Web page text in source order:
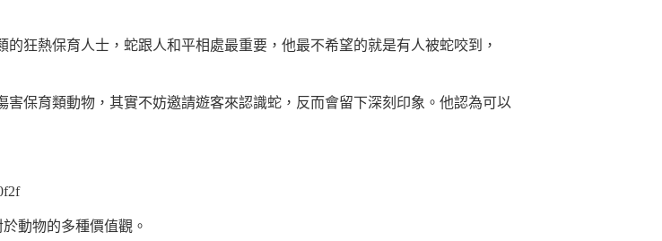
狂熱保育人士，蛇跟人和平相處最重要，他最不希望的就是有人被蛇咬到，
保育類動物，其實不妨邀請遊客來認識蛇，反而會留下深刻印象。他認為可以
動物的多種價值觀。